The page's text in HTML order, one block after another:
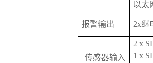
以太
报警输出 2x继
传感器输入
2 x
1 x